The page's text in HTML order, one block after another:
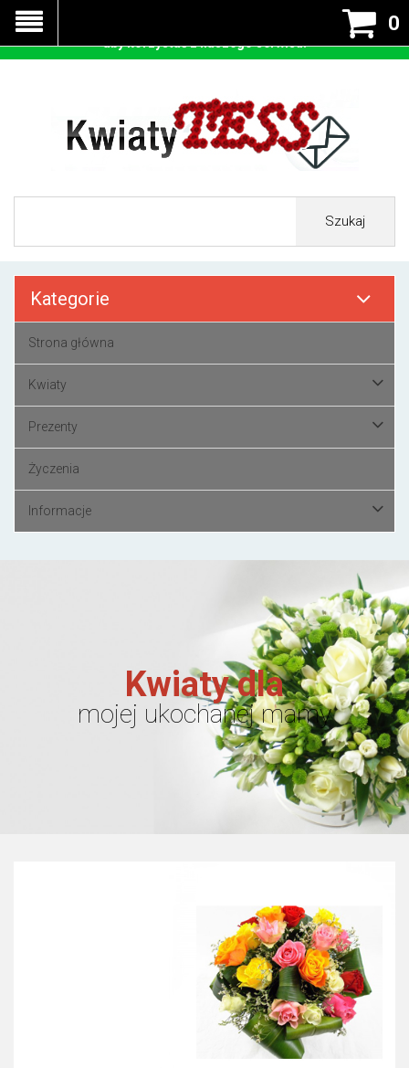
0
Szukaj
Kategorie
Strona główna
Kwiaty
Prezenty
Życzenia
Informacje
Kwiaty dla
mojej ukochanej mamy
Nasza strona korzysta z cookies - czyli tzw ciastek w celu
prawidłowego działania. Zaakceptuj przyjmowanie cookies
aby korzystać z naszego serwisu.